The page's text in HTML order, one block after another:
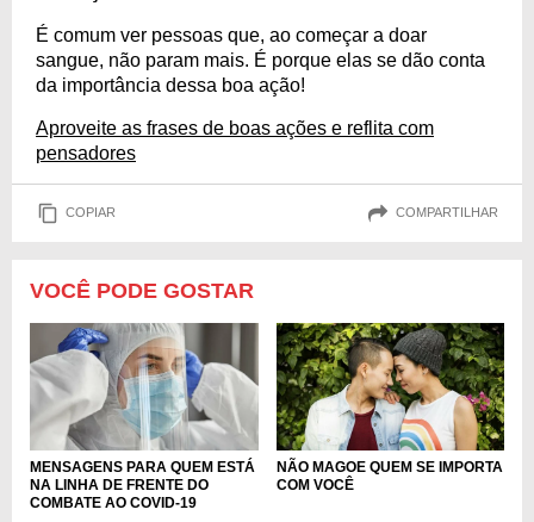
É comum ver pessoas que, ao começar a doar
sangue, não param mais. É porque elas se dão conta
da importância dessa boa ação!
Aproveite as frases de boas ações e reflita com
pensadores
COPIAR COMPARTILHAR
VOCÊ PODE GOSTAR
MENSAGENS PARA QUEM ESTÁ
NA LINHA DE FRENTE DO
COMBATE AO COVID-19
NÃO MAGOE QUEM SE IMPORTA
COM VOCÊ